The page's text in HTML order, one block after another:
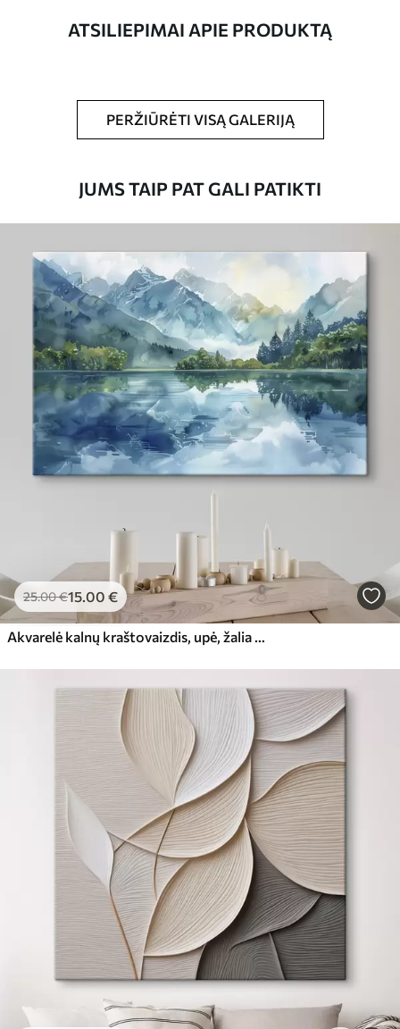
Straipsnio
s44601
Galite padengti laku.
Standartas
Iš15.00€
Premium
Iš 19.00€
Eco-Premium
.00€
ATSILIEPIMAI APIE PRODUKTĄ
PERŽIŪRĖTI VISĄ GALERIJĄ
JUMS TAIP PAT GALI PATIKTI
25.00€15.00 €
Akvarelė kalnų kraštovaizdis, upė, žalia ir mėlyna spalvos